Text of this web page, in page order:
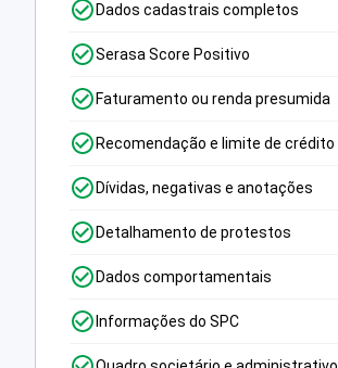
Dados cadastrais completos
Serasa Score Positivo
Faturamento ou renda presumida
Recomendação e limite de crédito
Dívidas, negativas e anotações
Detalhamento de protestos
Dados comportamentais
Informações do SPC